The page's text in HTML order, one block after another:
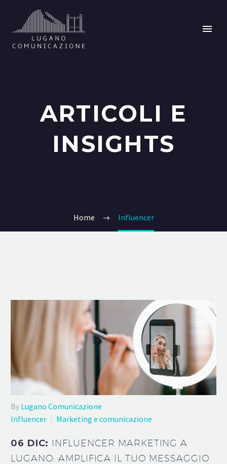
ARTICOLI E
INSIGHTS
Home Influencer
By Lugano Comunicazione
Influencer
Marketing e comunicazione
06 DIC: INFLUENCER MARKETING A
LUGANO: AMPLIFICA IL TUO MESSAGGIO